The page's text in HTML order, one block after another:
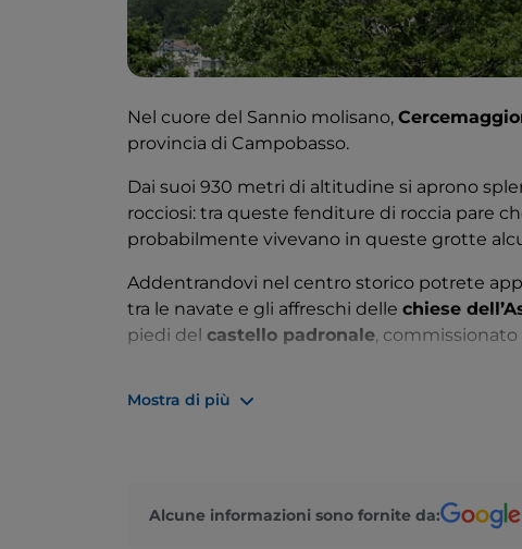
Nel cuore del Sannio molisano,
provincia di Campobasso.
Dai suoi 930 metri di altitudine si aprono
rocciosi: tra queste fenditure di roccia pare
probabilmente vivevano in queste grotte
Addentrandovi nel centro storico potrete
tra le navate e gli affreschi delle chiese
piedi del castello padronale, commissionato
della Libera , tra i complessi religiosi più
Mostra di più
Alcune informazioni sono fornite da: